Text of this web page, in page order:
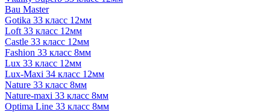
Bau Master
Gotika 33 класс 12мм
Loft 33 класс 12мм
Castle 33 класс 12мм
Fashion 33 класс 8мм
Lux 33 класс 12мм
Lux-Maxi 34 класс 12мм
Nature 33 класс 8мм
Nature-maxi 33 класс 8мм
Optima Line 33 класс 8мм